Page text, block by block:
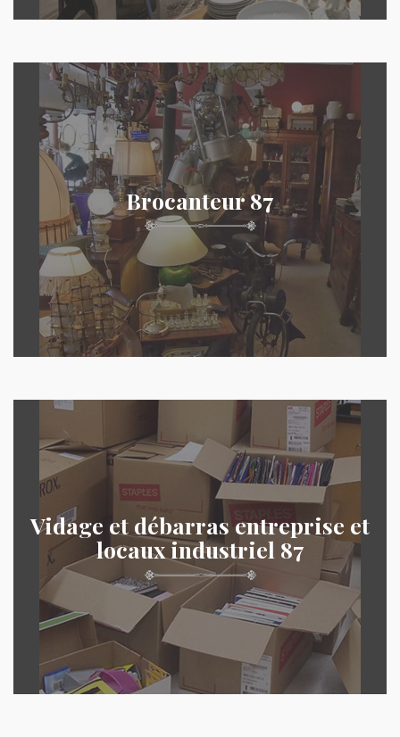
Brocanteur 87
Vidage et débarras entreprise et
locaux industriel 87